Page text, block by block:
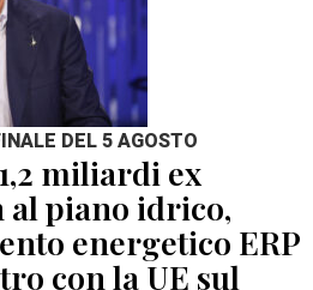
DEL 5 AGOSTO
miliardi ex
al piano idrico,
energetico ERP
con la UE sul